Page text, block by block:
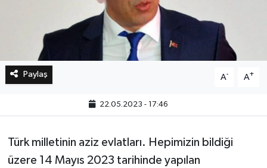
Paylaş A- A+
22.05.2023 - 17:46
Türk milletinin aziz evlatları. Hepimizin bildiği
üzere 14 Mayıs 2023 tarihinde yapılan